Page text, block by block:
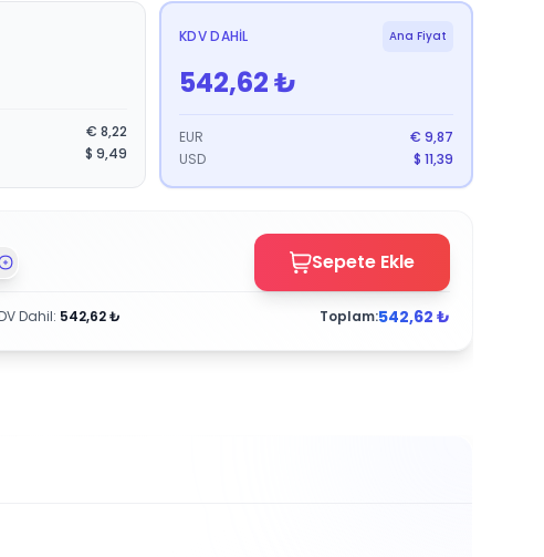
€ 8,22
$ 9,49
KDV DAHIL Ana Fiyat
542,62₺
EUR € 9,87
USD
$ 11,39
Sepete Ekle
Dahil: 542,62₺ Toplam:542,62 ₺